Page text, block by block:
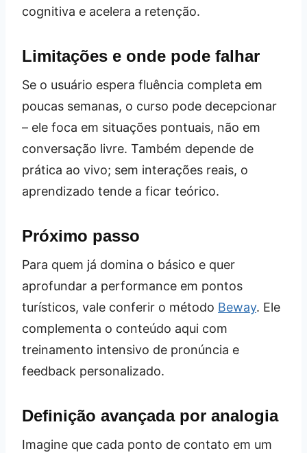
cognitiva e acelera a retenção.
Limitações e onde pode falhar
Se o usuário espera fluência completa em
poucas semanas, o curso pode decepcionar
– ele foca em situações pontuais, não em
conversação livre. Também depende de
prática ao vivo; sem interações reais, o
aprendizado tende a ficar teórico.
Próximo passo
Para quem já domina o básico e quer
aprofundar a performance em pontos
turísticos, vale conferir o método Beway. Ele
complementa o conteúdo aqui com
treinamento intensivo de pronúncia e
feedback personalizado.
Definição avançada por analogia
Imagine que cada ponto de contato em um